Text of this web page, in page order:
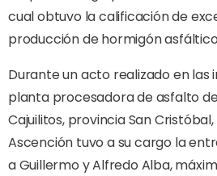
cual obtuvo la calificación de
producción de hormigón
Durante un acto realizado en las
planta procesadora de asfalto
Cajuilitos, provincia San
Ascención tuvo a su cargo la
a Guillermo y Alfredo Alba,